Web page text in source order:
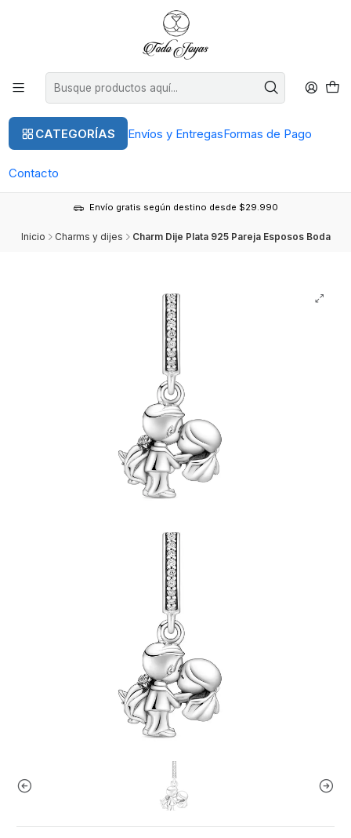
CATEGORÍAS Envíos y EntregasFormas de Pago
Contacto
Envío gratis según destino desde $29.990
Inicio Charms y dijes Charm Dije Plata 925 Pareja Esposos Boda